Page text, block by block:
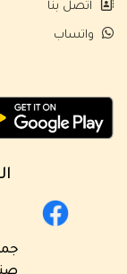
اتصل بنا
واتساب